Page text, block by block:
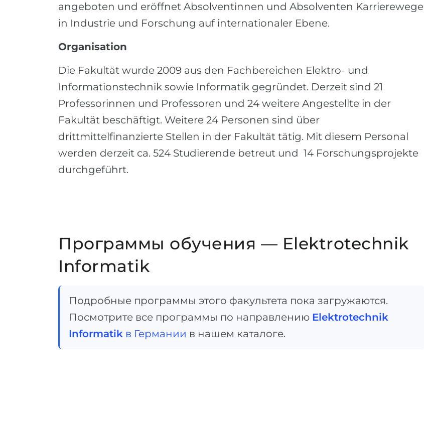
angeboten und eröffnet Absolventinnen und Absolventen Karrierewege
in Industrie und Forschung auf internationaler Ebene.
Organisation
Die Fakultät wurde 2009 aus den Fachbereichen Elektro- und
Informationstechnik sowie Informatik gegründet. Derzeit sind 21
Professorinnen und Professoren und 24 weitere Angestellte in der
Fakultät beschäftigt. Weitere 24 Personen sind über
drittmittelfinanzierte Stellen in der Fakultät tätig. Mit diesem Personal
werden derzeit ca. 524 Studierende betreut und 14 Forschungsprojekte
durchgeführt.
Программы обучения — Elektrotechnik
Informatik
Подробные программы этого факультета пока загружаются.
Посмотрите все программы по направлению Elektrotechnik
Informatik в Германии в нашем каталоге.